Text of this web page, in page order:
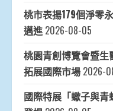
桃市表揚179個淨零
邁進 2026-08-05
桃園青創博覽會暨
拓展國際市場 2026-
國際特展「蠍子與